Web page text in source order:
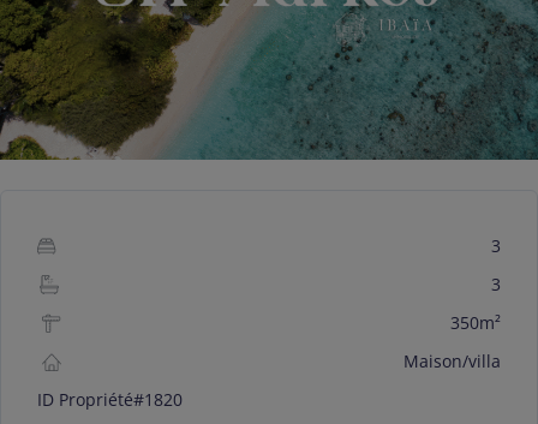
3
3
350m²
Maison/villa
ID Propriété#1820